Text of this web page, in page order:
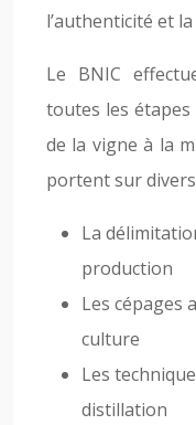
l’authenticité et
Le BNIC
toutes les
de la vigne à la
portent sur
La
production
Les cépages
culture
Les
distillation